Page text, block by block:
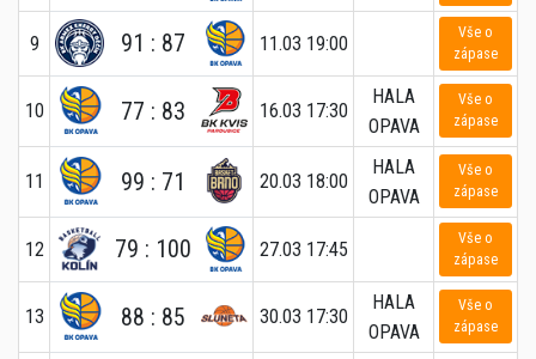
9 91 : 87 11.03 19:00
Vše o
zápase
10 77 : 83 16.03 17:30
HALA
OPAVA
Vše o
zápase
11 99 : 71 20.03 18:00
HALA
OPAVA
Vše o
zápase
12 79 : 100 27.03 17:45
Vše o
zápase
13 88 : 85 30.03 17:30
HALA
OPAVA
Vše o
zápase